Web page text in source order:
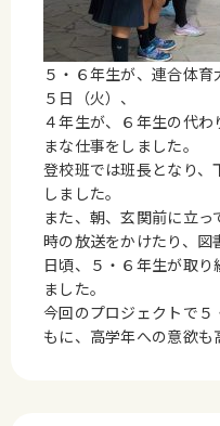
５・６年生が、連合体
５日（火）、
４年生が、６年生の代
まな仕事をしました。
登校班では班長となり
しました。
また、朝、玄関前に立
時の放送をかけたり、図
日頃、５・６年生が取
ました。
今回のプロジェクトで
もに、高学年への意欲も